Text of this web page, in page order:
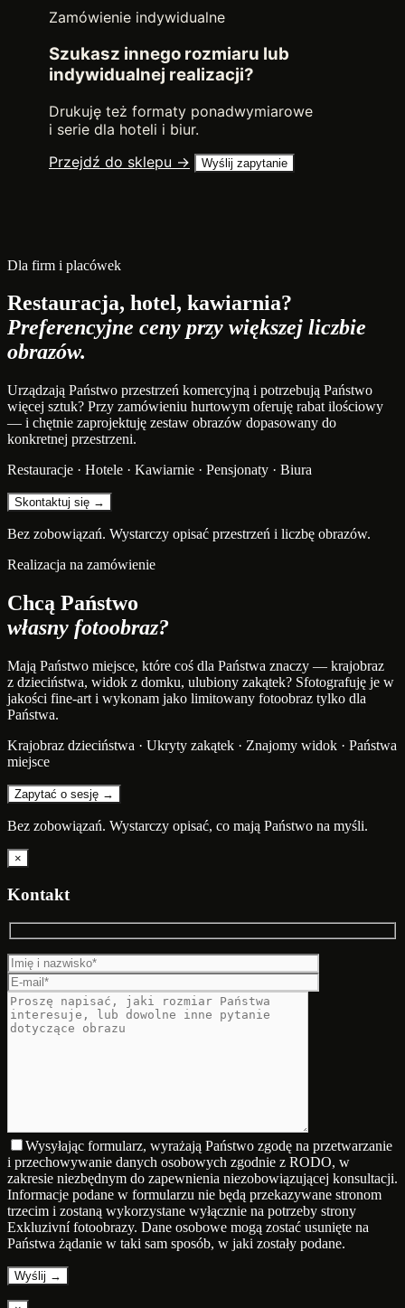
Zamówienie indywidualne
Szukasz innego rozmiaru lub
indywidualnej realizacji?
Drukuję też formaty ponadwymiarowe
i serie dla hoteli i biur.
Przejdź do sklepu →
Wyślij zapytanie
Dla firm i placówek
Restauracja, hotel, kawiarnia?
Preferencyjne ceny przy większej liczbie
obrazów.
Urządzają Państwo przestrzeń komercyjną i potrzebują Państwo
więcej sztuk? Przy zamówieniu hurtowym oferuję rabat ilościowy
— i chętnie zaprojektuję zestaw obrazów dopasowany do
konkretnej przestrzeni.
Restauracje · Hotele · Kawiarnie · Pensjonaty · Biura
Skontaktuj się →
Bez zobowiązań. Wystarczy opisać przestrzeń i liczbę obrazów.
Realizacja na zamówienie
Chcą Państwo
własny fotoobraz?
Mają Państwo miejsce, które coś dla Państwa znaczy — krajobraz
z dzieciństwa, widok z domku, ulubiony zakątek? Sfotografuję je w
jakości fine-art i wykonam jako limitowany fotoobraz tylko dla
Państwa.
Krajobraz dzieciństwa · Ukryty zakątek · Znajomy widok · Państwa
miejsce
Zapytać o sesję →
Bez zobowiązań. Wystarczy opisać, co mają Państwo na myśli.
×
Kontakt
Wysyłając formularz, wyrażają Państwo zgodę na przetwarzanie
i przechowywanie danych osobowych zgodnie z RODO, w
zakresie niezbędnym do zapewnienia niezobowiązującej konsultacji.
Informacje podane w formularzu nie będą przekazywane stronom
trzecim i zostaną wykorzystane wyłącznie na potrzeby strony
Exkluzivní fotoobrazy. Dane osobowe mogą zostać usunięte na
Państwa żądanie w taki sam sposób, w jaki zostały podane.